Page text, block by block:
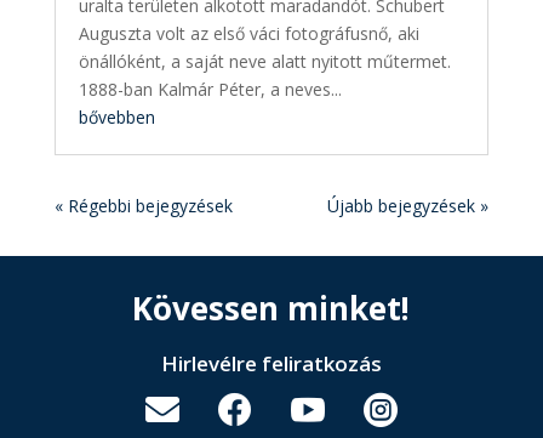
uralta területen alkotott maradandót. Schubert
Auguszta volt az első váci fotográfusnő, aki
önállóként, a saját neve alatt nyitott műtermet.
1888-ban Kalmár Péter, a neves...
bővebben
« Régebbi bejegyzések Újabb bejegyzések »
Kövessen minket!
Hirlevélre feliratkozás
   